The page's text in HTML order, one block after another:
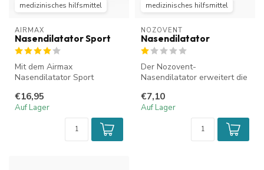
medizinisches hilfsmittel
AIRMAX
Nasendilatator Sport
Mit dem Airmax
Nasendilatator Sport
leichter durch die Nas...
€16,95
Auf Lager
medizinisches hilfsmittel
NOZOVENT
Nasendilatator
Der Nozovent-
Nasendilatator erweitert die
den Luftstro...
€7,10
Auf Lager